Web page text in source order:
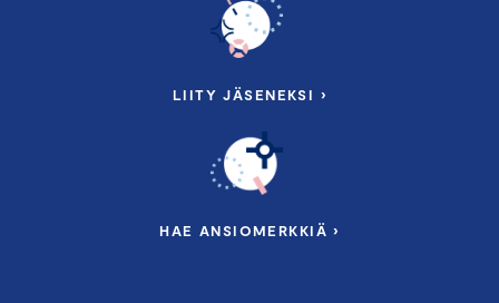
LIITY JÄSENEKSI ›
HAE ANSIOMERKKIÄ ›